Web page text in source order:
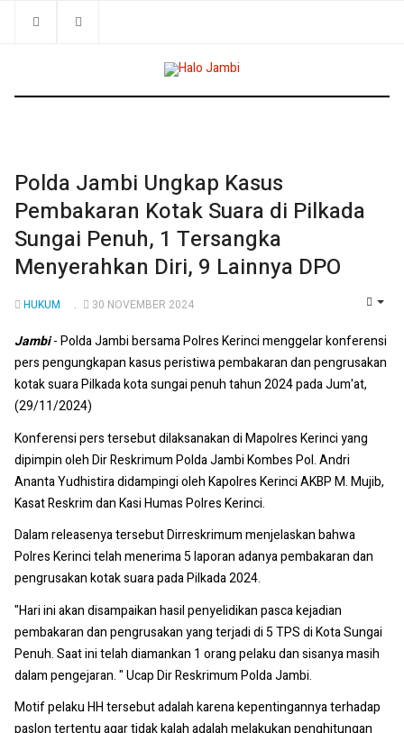
Polda Jambi Ungkap Kasus
Pembakaran Kotak Suara di Pilkada
Sungai Penuh, 1 Tersangka
Menyerahkan Diri, 9 Lainnya DPO
HUKUM 30 NOVEMBER 2024
Jambi- Polda Jambi bersama Polres Kerinci menggelar konferensi
pers pengungkapan kasus peristiwa pembakaran dan pengrusakan
kotak suara Pilkada kota sungai penuh tahun 2024 pada Jum'at,
(29/11/2024)
Konferensi pers tersebut dilaksanakan di Mapolres Kerinci yang
dipimpin oleh Dir Reskrimum Polda Jambi Kombes Pol. Andri
Ananta Yudhistira didampingi oleh Kapolres Kerinci AKBP M. Mujib,
Kasat Reskrim dan Kasi Humas Polres Kerinci.
Dalam releasenya tersebut Dirreskrimum menjelaskan bahwa
Polres Kerinci telah menerima 5 laporan adanya pembakaran dan
pengrusakan kotak suara pada Pilkada 2024.
"Hari ini akan disampaikan hasil penyelidikan pasca kejadian
pembakaran dan pengrusakan yang terjadi di 5 TPS di Kota Sungai
Penuh. Saat ini telah diamankan 1 orang pelaku dan sisanya masih
dalam pengejaran. " Ucap Dir Reskrimum Polda Jambi.
Motif pelaku HH tersebut adalah karena kepentingannya terhadap
paslon tertentu agar tidak kalah adalah melakukan penghitungan